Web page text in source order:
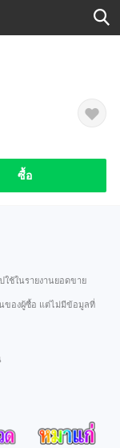
ซื้อ
ใช้ในรายงานยอดขาย
ของผู้ซื้อ แต่ไม่มีข้อมูลที่